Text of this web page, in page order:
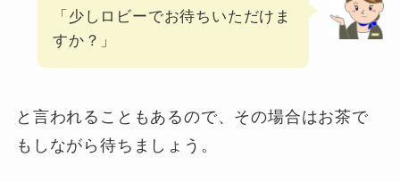
「少しロビーでお待ちいただけま
すか？」
と言われることもあるので、その場合はお茶で
もしながら待ちましょう。